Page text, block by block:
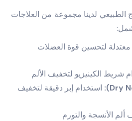
الطبيعي لدينا مجموعة من العلاجات
معتدلة لتحسين قوة العضلات
شريط الكينيزيو لتخفيف الألم
استخدام إبر دقيقة لتخفيف
ألم الأنسجة والتورم